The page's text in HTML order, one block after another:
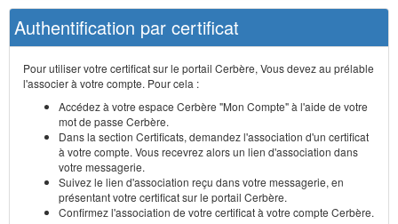
Authentification par certificat
Pour utiliser votre certificat sur le portail Cerbère, Vous devez au prélable
l'associer à votre compte. Pour cela :
Accédez à votre espace Cerbère "Mon Compte" à l'aide de votre
mot de passe Cerbère.
Dans la section Certificats, demandez l'association d'un certificat
à votre compte. Vous recevrez alors un lien d'association dans
votre messagerie.
Suivez le lien d'association reçu dans votre messagerie, en
présentant votre certificat sur le portail Cerbère.
Confirmez l'association de votre certificat à votre compte Cerbère.